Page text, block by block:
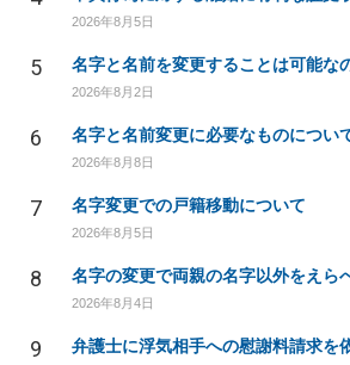
2026年8月5日
5 名字と名前を変更することは可能な
2026年8月2日
6 名字と名前変更に必要なものについ
2026年8月8日
7 名字変更での戸籍移動について
2026年8月5日
8 名字の変更で両親の名字以外をえら
2026年8月4日
9 弁護士に浮気相手への慰謝料請求を